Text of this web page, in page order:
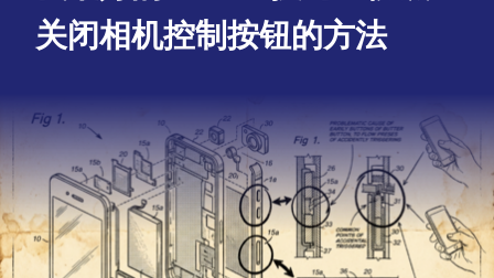
关闭相机控制按钮的方法